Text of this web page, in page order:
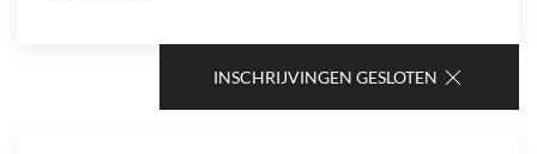
INSCHRIJVINGEN GESLOTEN